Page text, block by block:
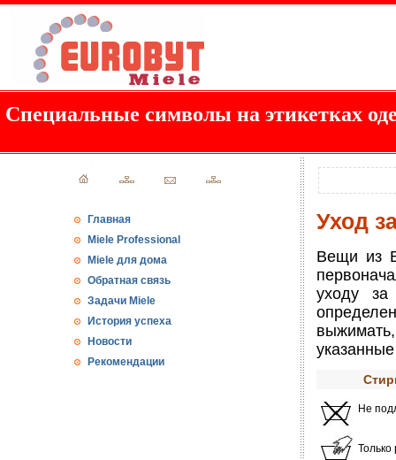
Специальные символы на этикетках
Главная
Miele Professional
Miele для дома
Обратная связь
Задачи Miele
История успеха
Новости
Рекомендации
Уход
Вещи из
уходу
Не
Только